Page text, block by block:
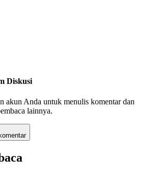
Diskusi
akun Anda untuk menulis komentar dan
lainnya.